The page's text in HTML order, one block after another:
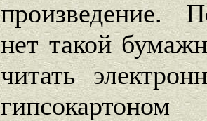
произведение.
нет такой
читать
гипсокартоном